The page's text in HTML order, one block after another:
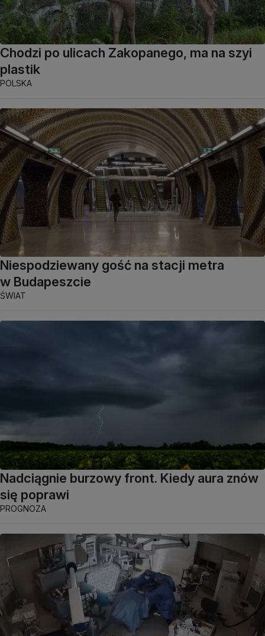
Chodzi po ulicach Zakopanego, ma na szyi
plastik
POLSKA
Niespodziewany gość na stacji metra
w Budapeszcie
ŚWIAT
Nadciągnie burzowy front. Kiedy aura znów
się poprawi
PROGNOZA